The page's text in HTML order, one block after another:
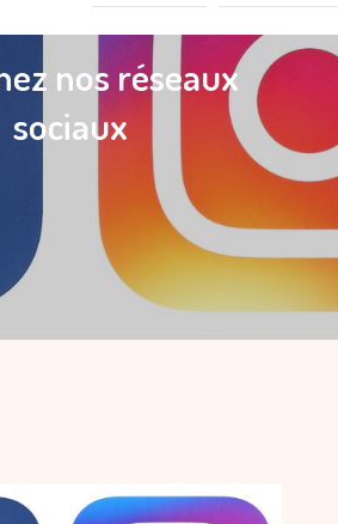
nos réseaux
sociaux